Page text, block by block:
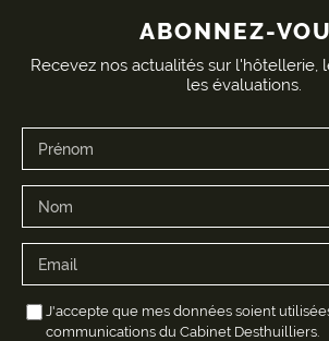
ABONNEZ-
Recevez nos actualités sur l'hôtellerie,
les évaluations.
J'accepte que mes données soient
communications du Cabinet Desthuilliers.